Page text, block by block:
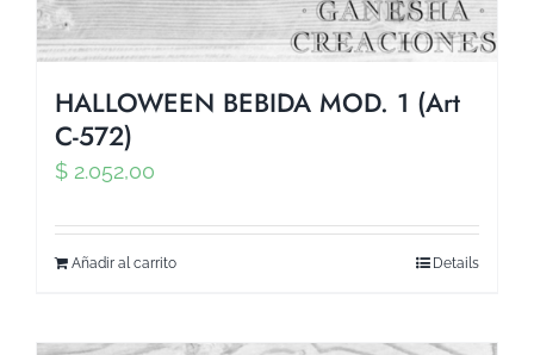
HALLOWEEN BEBIDA MOD. 1 (Art
C-572)
$ 2.052,00
Añadir al carrito Details